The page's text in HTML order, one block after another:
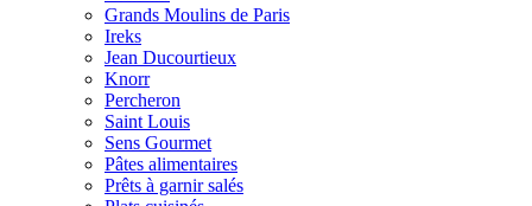
Grands Moulins de Paris
Ireks
Jean Ducourtieux
Knorr
Percheron
Saint Louis
Sens Gourmet
Pâtes alimentaires
Prêts à garnir salés